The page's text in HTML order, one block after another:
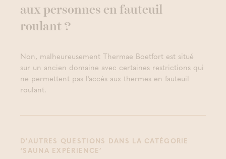
aux personnes en fauteuil
roulant ?
Non, malheureusement Thermae Boetfort est situé
sur un ancien domaine avec certaines restrictions qui
ne permettent pas l'accès aux thermes en fauteuil
roulant.
D'AUTRES QUESTIONS DANS LA CATÉGORIE
‘SAUNA EXPÉRIENCE’